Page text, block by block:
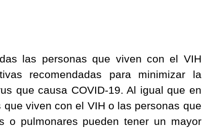
las personas que viven con el VIH
recomendadas para minimizar la
que causa COVID-19. Al igual que en
viven con el VIH o las personas que
o pulmonares pueden tener un mayor